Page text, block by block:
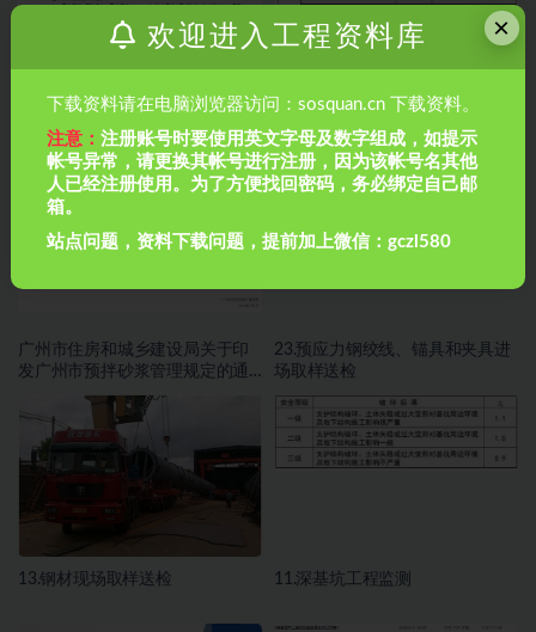
人员配备的管理规定
广州市住房和城乡建设局关于印
发广州市预拌砂浆管理规定的通
23.预应力钢绞线、锚具和夹具进
场取样送检
13.钢材现场取样送检 11.深基坑工程监测
×
欢迎进入工程资料库
下载资料请在电脑浏览器访问：sosquan.cn 下载资料。
注意：注册账号时要使用英文字母及数字组成，如提示
帐号异常，请更换其帐号进行注册，因为该帐号名其他
人已经注册使用。为了方便找回密码，务必绑定自己邮
箱。
站点问题，资料下载问题，提前加上微信：gczl580